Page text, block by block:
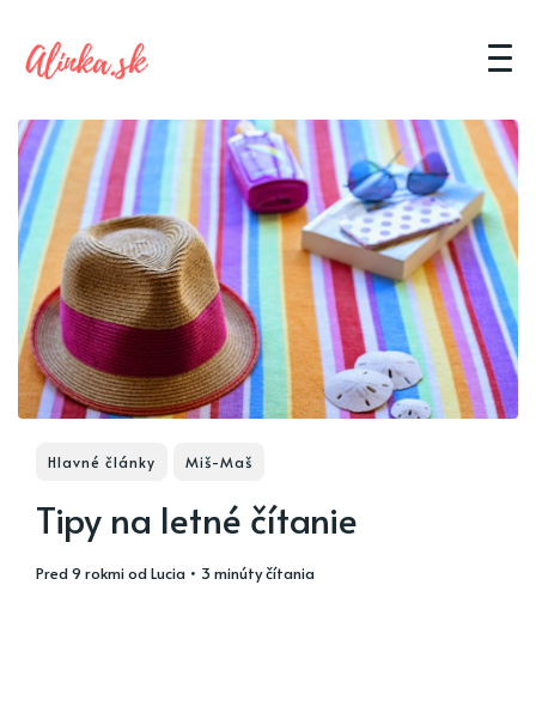
Hlavné články Miš-Maš
Tipy na letné čítanie
pred 9 rokmiodLucia • 3 minúty čítania